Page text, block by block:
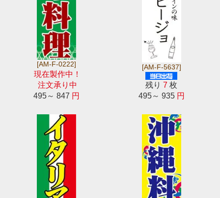
[AM-F-0222]
現在製作中！
注文承り中
495～ 847 円
[AM-F-5637]
残り7 枚
495～ 935 円